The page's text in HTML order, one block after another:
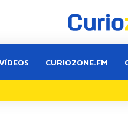
CURIOZONE.FM